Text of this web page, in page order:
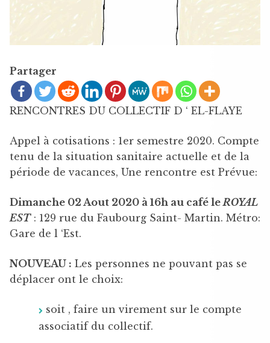
Partager
RENCONTRES DU COLLECTIF D ‘ EL-FLAYE
Appel à cotisations : 1er semestre 2020. Compte
tenu de la situation sanitaire actuelle et de la
période de vacances, Une rencontre est Prévue:
Dimanche 02 Aout 2020 à 16h au café le ROYAL
EST: 129 rue du Faubourg Saint- Martin. Métro:
Gare de l ‘Est.
NOUVEAU : Les personnes ne pouvant pas se
déplacer ont le choix:
soit , faire un virement sur le compte
associatif du collectif.